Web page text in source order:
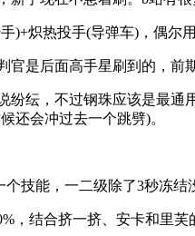
)+炽热投手(导弹车)，偶尔
官是后面高手星刷到的，前
纷纭，不过钢珠应该是最通
还会冲过去一个跳劈)。
技能，一二级除了3秒冻结
，结合挤一挤、安卡和里